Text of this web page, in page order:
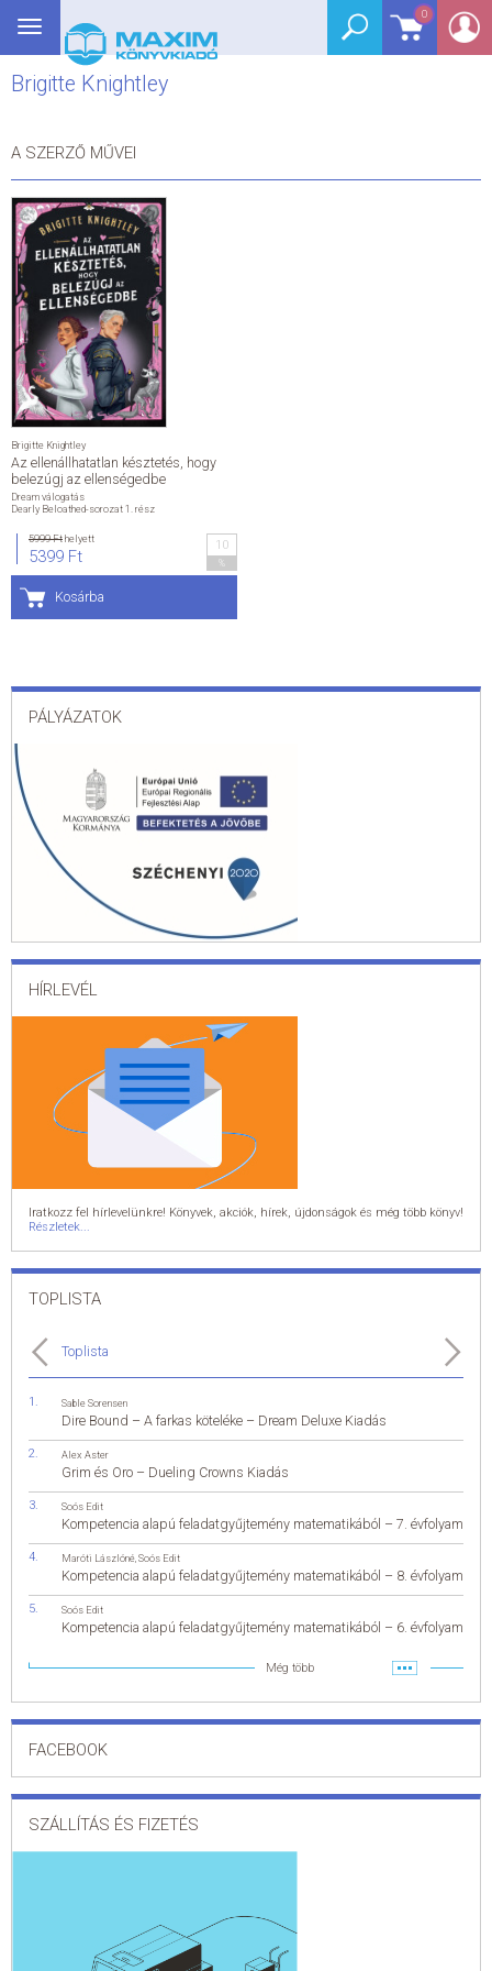
0
Toggle
navigation
Brigitte Knightley
A SZERZŐ MŰVEI
Brigitte Knightley
Az ellenállhatatlan késztetés, hogy
belezúgj az ellenségedbe
Dream válogatás
Dearly Beloathed-sorozat 1. rész
5999 Fthelyett
5399 Ft
10
Kosárba
PÁLYÁZATOK
HÍRLEVÉL
Iratkozz fel hírlevelünkre! Könyvek, akciók, hírek, újdonságok és még több könyv!
Részletek...
TOPLISTA
Toplista
Sable Sorensen
Dire Bound – A farkas köteléke – Dream Deluxe Kiadás
Alex Aster
Grim és Oro – Dueling Crowns Kiadás
Soós Edit
Kompetencia alapú feladatgyűjtemény matematikából – 7. évfolyam
Maróti Lászlóné Soós Edit
Kompetencia alapú feladatgyűjtemény matematikából – 8. évfolyam
Soós Edit
Kompetencia alapú feladatgyűjtemény matematikából – 6. évfolyam
Még több
FACEBOOK
SZÁLLÍTÁS ÉS FIZETÉS
BEJELENTKEZÉS
SEGÉDKÖNYV
GRIMM SZÓTÁR
DREAM KÖNYVEK
E-KÖNYVEK
AKCIÓ
SEGÍTHETEK?
HÍREK
ÁLTALÁNOS SZERZŐDÉSI FELTÉTELEK
ADATKEZELÉSI ÉS ADATVÉDELMI SZABÁLYZAT